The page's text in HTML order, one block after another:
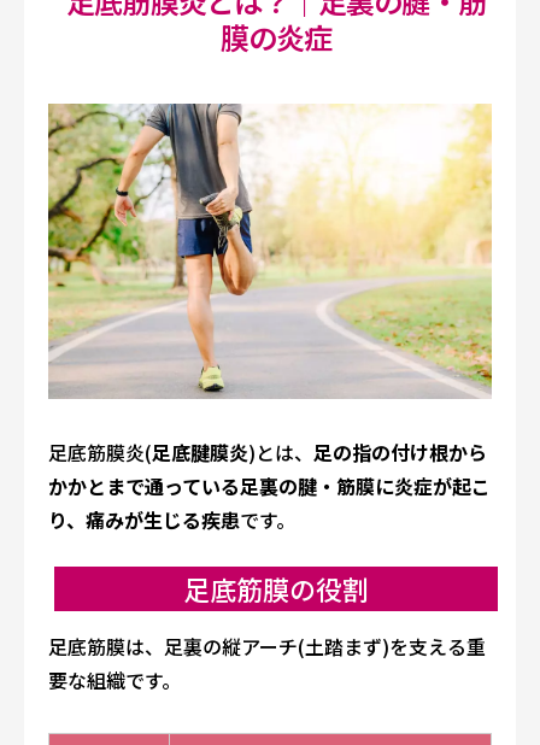
膜の炎症
足底筋膜炎(足底腱膜炎)とは、 足の指の付け根から
かかとまで通っている足裏の腱・筋膜に炎症が起こ
り、痛みが生じる疾患です。
足底筋膜の役割
足底筋膜は、足裏の縦アーチ(土踏まず)を支える重
要な組織です。